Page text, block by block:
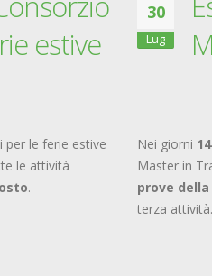
estive
per le ferie estive
le attività
.
30
Lug
Nei giorni
Master in
prove della
terza attività.